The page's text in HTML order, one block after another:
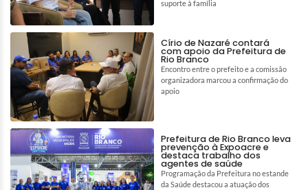
suporte à família
Círio de Nazaré contará
com apoio da Prefeitura de
Rio Branco
Encontro entre o prefeito e a comissão
organizadora marcou a confirmação do
apoio
Prefeitura de Rio Branco leva
prevenção à Expoacre e
destaca trabalho dos
agentes de saúde
Programação da Prefeitura no estande
da Saúde destacou a atuação dos